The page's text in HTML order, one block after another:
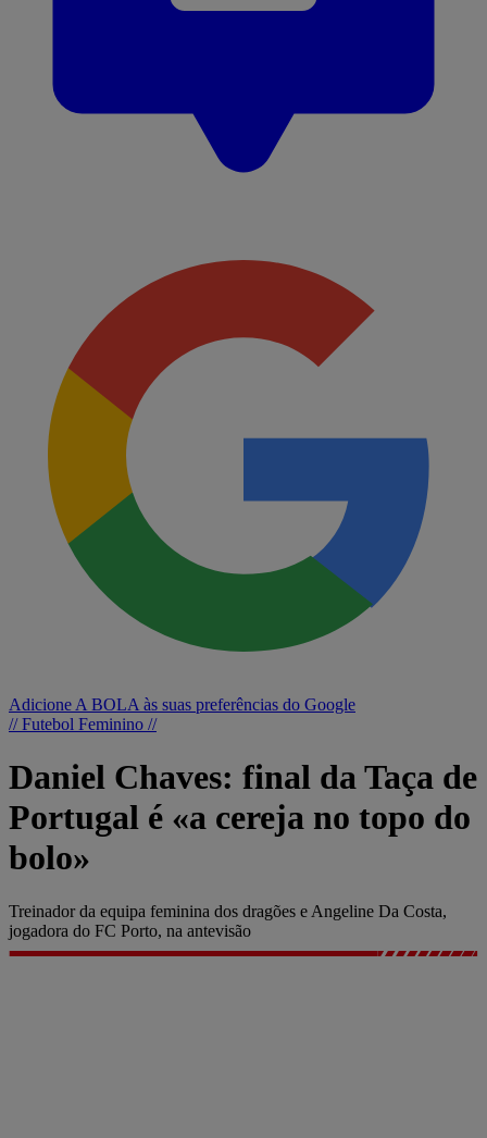
Adicione A BOLA às suas preferências do Google
// Futebol Feminino //
Daniel Chaves: final da Taça de
Portugal é «a cereja no topo do
bolo»
Treinador da equipa feminina dos dragões e Angeline Da Costa,
jogadora do FC Porto, na antevisão